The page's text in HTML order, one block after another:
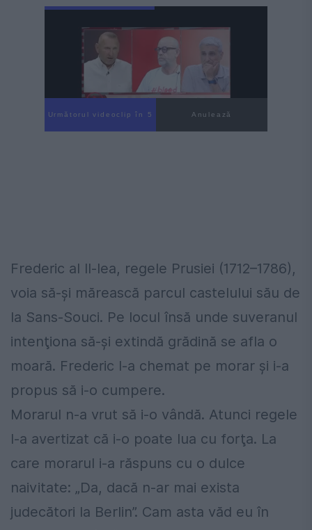
Următorul videoclip în 3 Anulează
Frederic al II-lea, regele Prusiei (1712–1786),
voia să-şi mărească parcul castelului său de
la Sans-Souci. Pe locul însă unde suveranul
intenţiona să-şi extindă grădină se afla o
moară. Frederic l-a chemat pe morar şi i-a
propus să i-o cumpere.
Morarul n-a vrut să i-o vândă. Atunci regele
l-a avertizat că i-o poate lua cu forţa. La
care morarul i-a răspuns cu o dulce
naivitate: „Da, dacă n-ar mai exista
judecători la Berlin”. Cam asta văd eu în